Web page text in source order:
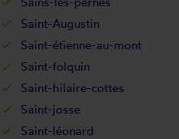
Saint-Augustin
Saint-étienne-au-mont
Saint-folquin
Saint-hilaire-cottes
Saint-josse
Saint-léonard